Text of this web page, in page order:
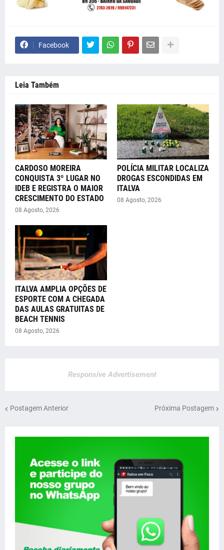
Facebook
Leia Também
CARDOSO MOREIRA
CONQUISTA 3º LUGAR NO
IDEB E REGISTRA O MAIOR
CRESCIMENTO DO ESTADO
08 Agosto, 2026
POLÍCIA MILITAR LOCALIZA
DROGAS ESCONDIDAS EM
ITALVA
08 Agosto, 2026
ITALVA AMPLIA OPÇÕES DE
ESPORTE COM A CHEGADA
DAS AULAS GRATUITAS DE
BEACH TENNIS
08 Agosto, 2026
Responsive Advertisement
Postagem Anterior Próxima Postagem